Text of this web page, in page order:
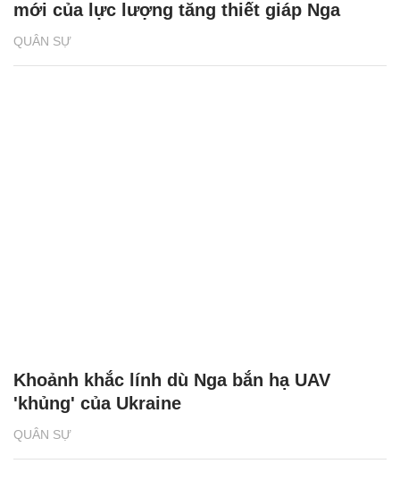
QUÂN SỰ
mới của lực lượng tăng thiết giáp Nga
QUÂN SỰ
Khoảnh khắc lính dù Nga bắn hạ UAV
'khủng' của Ukraine